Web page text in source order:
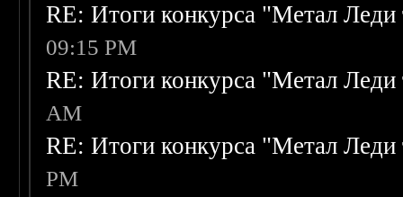
RE: Итоги конкурса "Метал Леди
09:15 PM
RE: Итоги конкурса "Метал Леди
AM
RE: Итоги конкурса "Метал Леди
PM